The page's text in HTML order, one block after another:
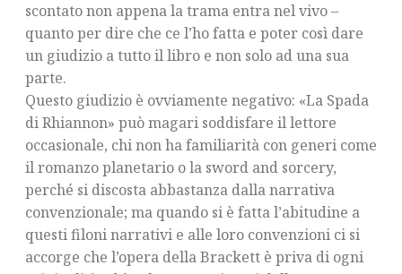
scontato non appena la trama entra nel vivo –
quanto per dire che ce l’ho fatta e poter così dare
un giudizio a tutto il libro e non solo ad una sua
parte.
Questo giudizio è ovviamente negativo: «La Spada
di Rhiannon» può magari soddisfare il lettore
occasionale, chi non ha familiarità con generi come
il romanzo planetario o la sword and sorcery,
perché si discosta abbastanza dalla narrativa
convenzionale; ma quando si è fatta l’abitudine a
questi filoni narrativi e alle loro convenzioni ci si
accorge che l’opera della Brackett è priva di ogni